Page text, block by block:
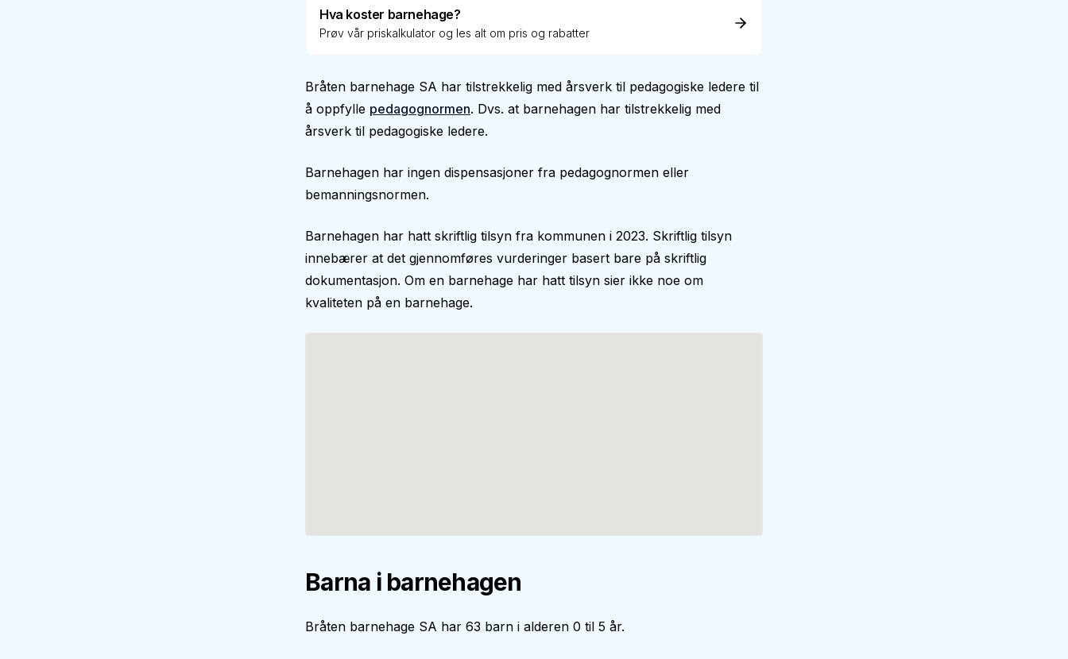
Hva koster barnehage?
Prøv vår priskalkulator og les alt om pris og rabatter
Bråten barnehage SA har tilstrekkelig med årsverk til pedagogiske ledere til
å oppfylle pedagognormen. Dvs. at barnehagen har tilstrekkelig med
årsverk til pedagogiske ledere.
Barnehagen har ingen dispensasjoner fra pedagognormen eller
bemanningsnormen.
Barnehagen har hatt skriftlig tilsyn fra kommunen i 2023. Skriftlig tilsyn
innebærer at det gjennomføres vurderinger basert bare på skriftlig
dokumentasjon. Om en barnehage har hatt tilsyn sier ikke noe om
kvaliteten på en barnehage.
Barna i barnehagen
Bråten barnehage SA har 63 barn i alderen 0 til 5 år.